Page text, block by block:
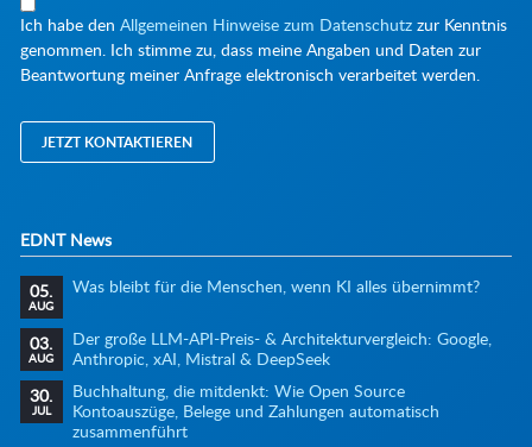
Ich habe den Allgemeinen Hinweise zum Datenschutzzur Kenntnis
genommen. Ich stimme zu, dass meine Angaben und Daten zur
Beantwortung meiner Anfrage elektronisch verarbeitet werden.
JETZT KONTAKTIEREN
EDNT News
05.
AUG
Was bleibt für die Menschen, wenn KI alles übernimmt?
03.
AUG
Der große LLM-API-Preis- & Architekturvergleich: Google,
Anthropic, xAI, Mistral & DeepSeek
30.
JUL
Buchhaltung, die mitdenkt: Wie Open Source
Kontoauszüge, Belege und Zahlungen automatisch
zusammenführt